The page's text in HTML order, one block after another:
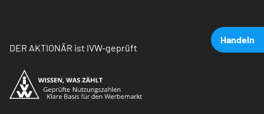
Handeln
DER AKTIONÄR ist IVW-geprüft